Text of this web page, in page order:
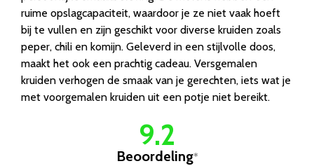
ruime opslagcapaciteit, waardoor je ze niet vaak hoeft
bij te vullen en zijn geschikt voor diverse kruiden zoals
peper, chili en komijn. Geleverd in een stijlvolle doos,
maakt het ook een prachtig cadeau. Versgemalen
kruiden verhogen de smaak van je gerechten, iets wat je
met voorgemalen kruiden uit een potje niet bereikt.
9.2
Beoordeling*